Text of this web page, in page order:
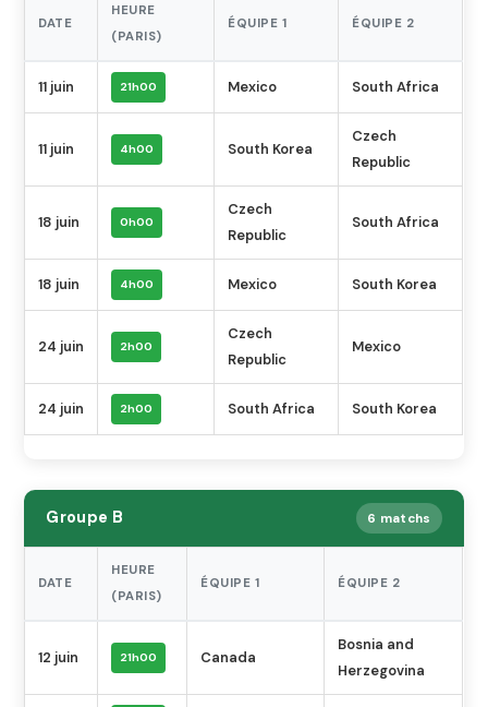
DATE
HEURE
(PARIS)
ÉQUIPE 1 ÉQUIPE 2
11 juin 21h00 Mexico South Africa
11 juin 4h00 South Korea
Czech
Republic
18 juin 0h00
Czech
Republic
South Africa
18 juin 4h00 Mexico South Korea
24 juin 2h00
Czech
Republic
Mexico
24 juin 2h00 South Africa South Korea
Groupe B 6 matchs
DATE
HEURE
(PARIS)
ÉQUIPE 1 ÉQUIPE 2
12 juin 21h00 Canada
Bosnia and
Herzegovina